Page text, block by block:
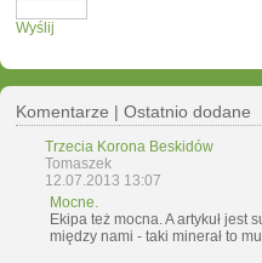
Wyślij
Komentarze | Ostatnio dodane
Trzecia Korona Beskidów
Tomaszek
12.07.2013 13:07
Mocne.
Ekipa też mocna. A artykuł jest
między nami - taki minerał to